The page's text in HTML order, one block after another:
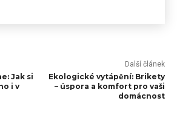
Jak si
i v
Další článek
Ekologické vytápění: Brikety
– úspora a komfort pro vaši
domácnost